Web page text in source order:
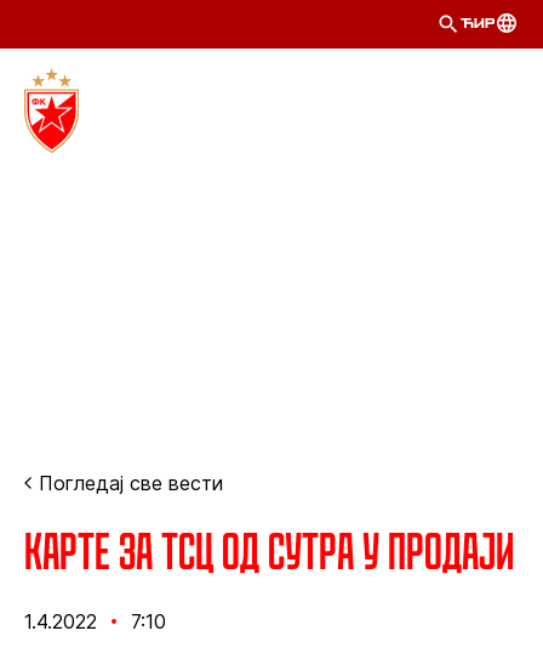
ЋИР
Погледај све вести
Карте за ТСЦ од сутра у продаји
1.4.2022 7:10